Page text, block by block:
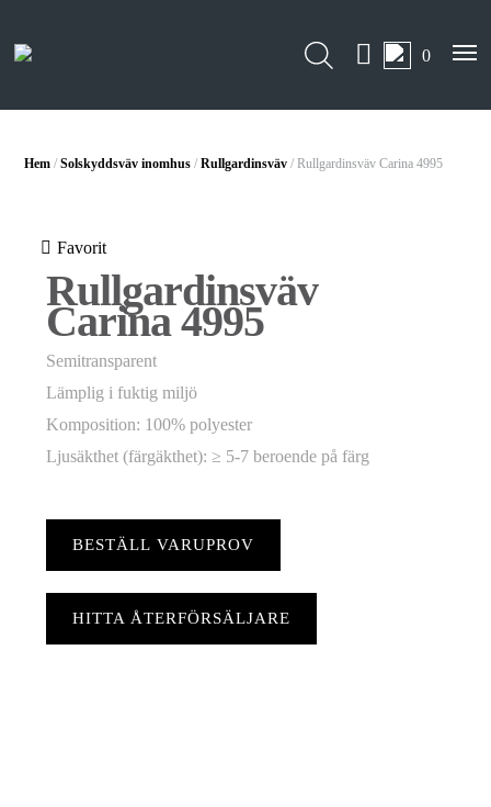
0
Hem /Solskyddsväv inomhus /Rullgardinsväv / Rullgardinsväv Carina 4995
Favorit
Rullgardinsväv
Carina 4995
Semitransparent
Lämplig i fuktig miljö
Komposition: 100% polyester
Ljusäkthet (färgäkthet): ≥ 5-7 beroende på färg
BESTÄLL VARUPROV
HITTA ÅTERFÖRSÄLJARE